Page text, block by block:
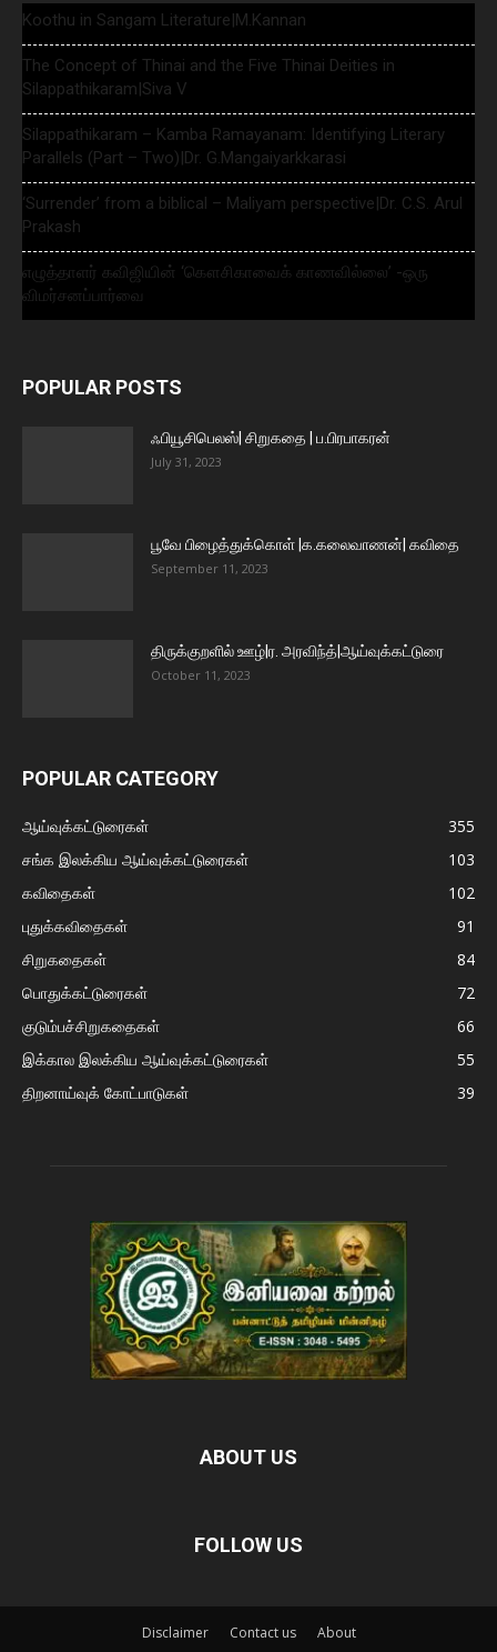
Koothu in Sangam Literature|M.Kannan
The Concept of Thinai and the Five Thinai Deities in
Silappathikaram|Siva V
Silappathikaram – Kamba Ramayanam: Identifying Literary
Parallels (Part – Two)|Dr. G.Mangaiyarkkarasi
‘Surrender’ from a biblical – Maliyam perspective|Dr. C.S. Arul
Prakash
எழுத்தாளர் கவிஜியின் ‘கௌசிகாவைக் காணவில்லை’ -ஒரு
விமர்சனப்பார்வை
POPULAR POSTS
ஃபியூசிபெலஸ்| சிறுகதை | ப.பிரபாகரன்
July 31, 2023
பூவே பிழைத்துக்கொள் |க.கலைவாணன்| கவிதை
September 11, 2023
திருக்குறளில் ஊழ்|ர. அரவிந்த்|ஆய்வுக்கட்டுரை
October 11, 2023
POPULAR CATEGORY
ஆய்வுக்கட்டுரைகள்
355
சங்க இலக்கிய ஆய்வுக்கட்டுரைகள்
103
கவிதைகள்
102
புதுக்கவிதைகள்
91
சிறுகதைகள்
84
பொதுக்கட்டுரைகள்
72
குடும்பச்சிறுகதைகள்
66
இக்கால இலக்கிய ஆய்வுக்கட்டுரைகள்
55
திறனாய்வுக் கோட்பாடுகள்
39
ABOUT US
FOLLOW US
Disclaimer Contact us About